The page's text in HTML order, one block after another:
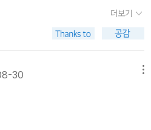
사람들이 함께 삼 년을 항해하게 되
위엄은 또 어마어마했을 거라고 추측
위생적이었고, 고래잡이들이 매우
고래잡이로 나서게 되었다는 생각
정이 3년이란 것도 매우 놀랄만한
무기력하게 무릎꿇어야만 하는 현대
신비'를 찾으려는, 현대인들이 오래
간적이나마 기억해낼 수 있도록 도와
임에 틀림없다. 에이해브가 피쿼드호
검푸른 바다에 삼켜져 버린다. 그리
했다.
야 알겠지만, 전에 읽은 <사탄탱고>
.자신이 마땅히 기억해야 하는 것
방식으로 일어나지 않았기 때문이요,
라슬로의 신작 <헤르쉬트 07769
개인적인 취향을 자극해 이건 재미
들> 제목은 소설 제목이 아닌 등장인
으로 찾아 읽고 있는데..퀴퀘그..는
다. 2020년 두 번째 읽을 때 언급을
관한 언급은 여기서 멈춘다. ^^ <끝
처럼 보인 주연의 존재를 건드려 주
퀴궤그의 존재를 알았지만..또 거기
존재과 함께 하고 있었다는 사실을
더보기
30